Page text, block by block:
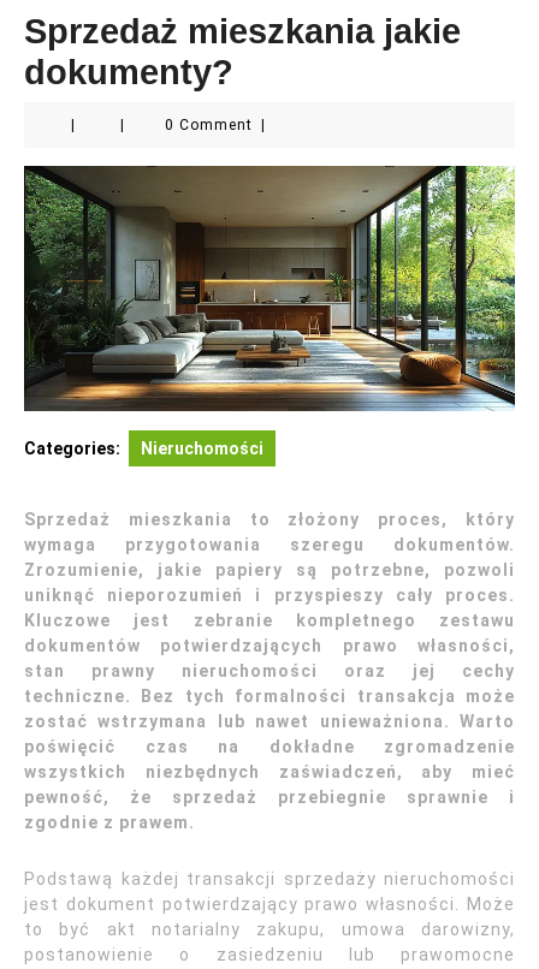
Sprzedaż mieszkania jakie
dokumenty?
0 Comment
Categories: Nieruchomości
Sprzedaż mieszkania to złożony proces, który
wymaga przygotowania szeregu dokumentów.
Zrozumienie, jakie papiery są potrzebne, pozwoli
uniknąć nieporozumień i przyspieszy cały proces.
Kluczowe jest zebranie kompletnego zestawu
dokumentów potwierdzających prawo własności,
stan prawny nieruchomości oraz jej cechy
techniczne. Bez tych formalności transakcja może
zostać wstrzymana lub nawet unieważniona. Warto
poświęcić czas na dokładne zgromadzenie
wszystkich niezbędnych zaświadczeń, aby mieć
pewność, że sprzedaż przebiegnie sprawnie i
zgodnie z prawem.
Podstawą każdej transakcji sprzedaży nieruchomości
jest dokument potwierdzający prawo własności. Może
to być akt notarialny zakupu, umowa darowizny,
postanowienie o zasiedzeniu lub prawomocne